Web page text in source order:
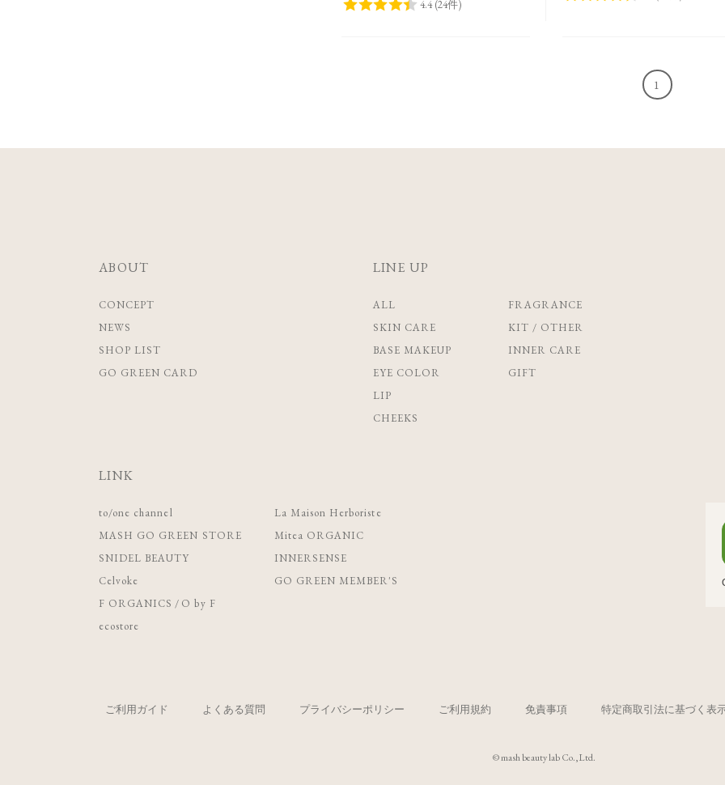
1
ABOUT
CONCEPT
NEWS
SHOP LIST
GO GREEN CARD
LINE UP
ALL
SKIN CARE
BASE MAKEUP
EYE COLOR
LIP
CHEEKS
FRAGRANCE
KIT / OTHER
INNER CARE
GIFT
LINK
to/one channel
MASH GO GREEN STORE
SNIDEL BEAUTY
Celvoke
F ORGANICS / O by F
ecostore
La Maison Herboriste
Mitea ORGANIC
INNERSENSE
GO GREEN MEMBER'S
ご利用ガイド よくある質問 プライバシーポリシー ご利用規約 免責事項 特定商取引法に基づく表
© mash beauty lab Co.,Ltd.